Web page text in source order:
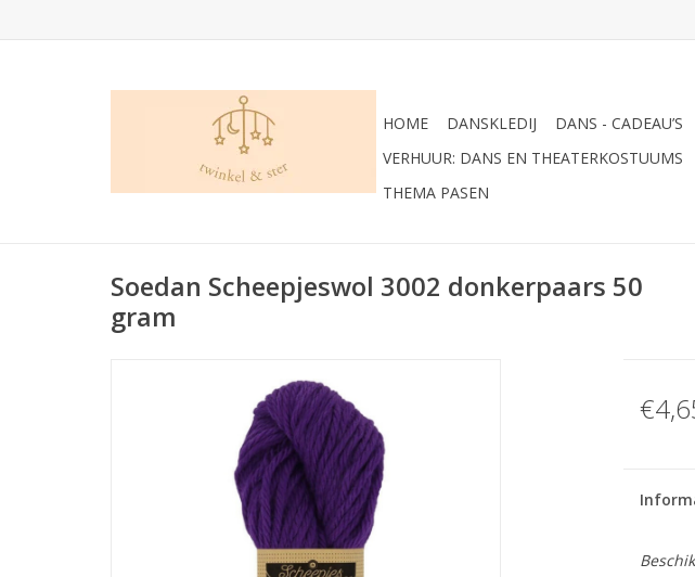
HOME DANSKLEDIJ DANS - CADEAU’S
VERHUUR: DANS EN THEATERKOSTUUMS
THEMA PASEN
Soedan Scheepjeswol 3002 donkerpaars 50
gram